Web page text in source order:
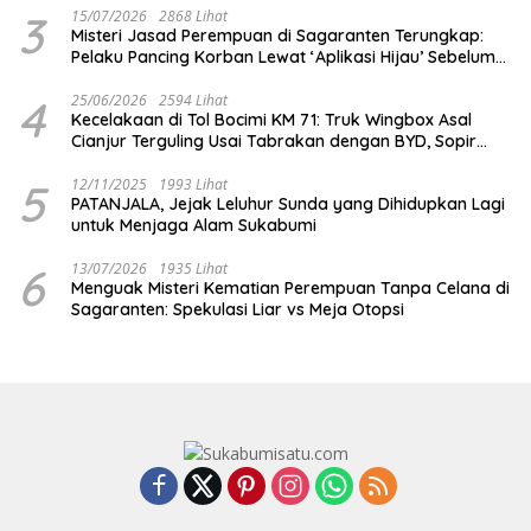
3 15/07/2026 2868 Lihat
Misteri Jasad Perempuan di Sagaranten Terungkap:
Pelaku Pancing Korban Lewat ‘Aplikasi Hijau’ Sebelum
4 25/06/2026 2594 Lihat
Kecelakaan di Tol Bocimi KM 71: Truk Wingbox Asal
Cianjur Terguling Usai Tabrakan dengan BYD, Sopir
5 12/11/2025 1993 Lihat
PATANJALA, Jejak Leluhur Sunda yang Dihidupkan Lagi
untuk Menjaga Alam Sukabumi
6 13/07/2026 1935 Lihat
Menguak Misteri Kematian Perempuan Tanpa Celana di
Sagaranten: Spekulasi Liar vs Meja Otopsi